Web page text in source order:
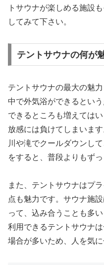
トサウナが楽しめる施設
してみて下さい。
テントサウナの何が
テントサウナの最大の魅
中で外気浴ができるとい
できるところも増えては
放感には負けてしまいます
川や滝でクールダウンし
をすると、普段よりもず
また、テントサウナはプ
点も魅力です。サウナ施
って、込み合うことも多
利用できるテントサウナ
場合が多いため、人を気